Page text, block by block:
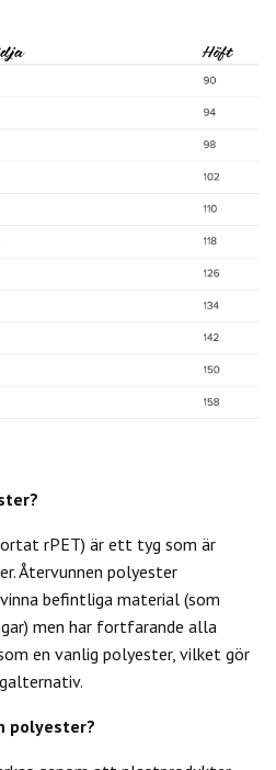
rPET) är ett tyg som är
Återvunnen polyester
befintliga material (som
men har fortfarande alla
en vanlig polyester, vilket gör
polyester?